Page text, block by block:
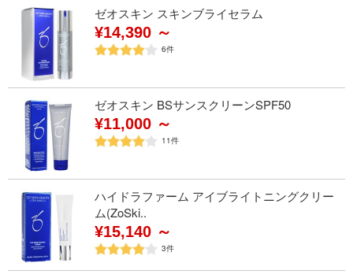
ゼオスキン スキンブライセラム
¥14,390 ～
6件
ゼオスキン BSサンスクリーンSPF50
¥11,000 ～
11件
ハイドラファーム アイブライトニングクリー
ム(ZoSki..
¥15,140 ～
3件